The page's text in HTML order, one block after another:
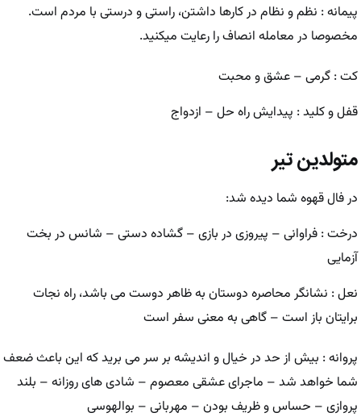
پیمانه : نظم و نظام در کارها داشتن، راستی و درستی با مردم است.
مخصوصا در معامله انصاف را رعایت میکنید.
کت : گرمی – عشق و محبت
قفل و کلید : پیدایش راه حل – ازدواج
متولدین تیر
در فال قهوه شما دیده شد:
درخت : فراوانی – پیروزی در بازی – گشاده دستی – شانس در بخت
آزمایی
نعل : نشانگر محاصره دوستان به ظاهر دوست می باشد، راه نجات
برایتان باز است – گاهی به معنی سفر است
پروانه : بیش از حد در خیال و اندیشه بر سر می برید که این باعث ضعف
شما خواهد شد – ماجرای عشقی معصوم – شادی های روزانه – بلند
پروازی – حساس و ظریف بودن – مهربانی – بوالهوسی